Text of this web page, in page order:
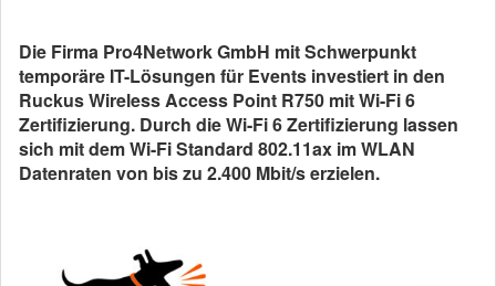
Die Firma Pro4Network GmbH mit Schwerpunkt
temporäre IT-Lösungen für Events investiert in den
Ruckus Wireless Access Point R750 mit Wi-Fi 6
Zertifizierung. Durch die Wi-Fi 6 Zertifizierung lassen
sich mit dem Wi-Fi Standard 802.11ax im WLAN
Datenraten von bis zu 2.400 Mbit/s erzielen.